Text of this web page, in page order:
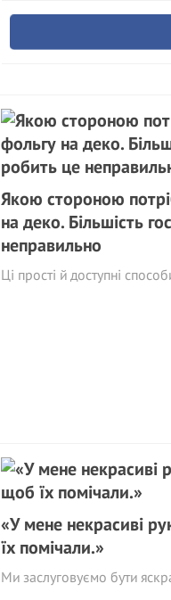
Якою стороною
на деко. Більшість
неправильно
Ці прості й доступні
«У мене некрасиві
їх помічали.»
Ми заслуговуємо бути